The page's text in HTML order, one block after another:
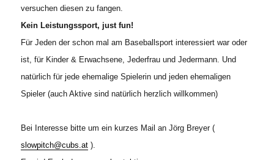
versuchen diesen zu fangen.
Kein Leistungssport, just fun!
Für Jeden der schon mal am Baseballsport interessiert war oder
ist, für Kinder & Erwachsene, Jederfrau und Jedermann. Und
natürlich für jede ehemalige Spielerin und jeden ehemaligen
Spieler (auch Aktive sind natürlich herzlich willkommen)
Bei Interesse bitte um ein kurzes Mail an Jörg Breyer (
slowpitch@cubs.at ).